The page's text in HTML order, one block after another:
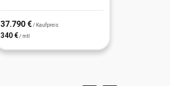
37.790 € / Kaufpreis
340 € / mtl